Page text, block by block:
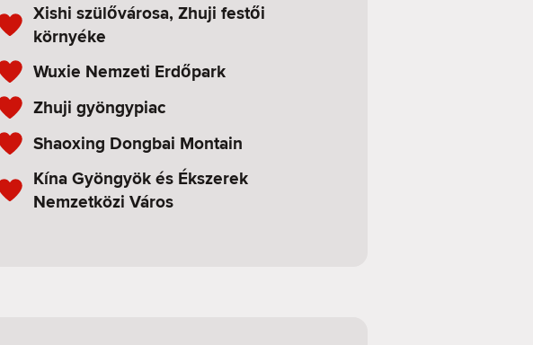
Xishi szülővárosa, Zhuji festői
környéke
Wuxie Nemzeti Erdőpark
Zhuji gyöngypiac
Shaoxing Dongbai Montain
Kína Gyöngyök és Ékszerek
Nemzetközi Város